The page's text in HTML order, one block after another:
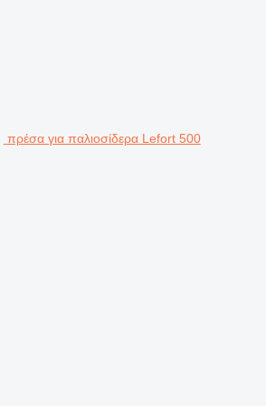
πρέσα για παλιοσίδερα Lefort 500